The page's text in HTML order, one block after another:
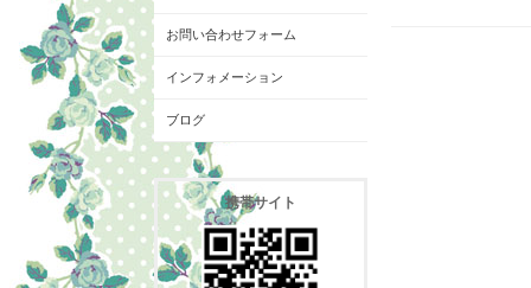
お問い合わせフォーム
インフォメーション
ブログ
携帯サイト